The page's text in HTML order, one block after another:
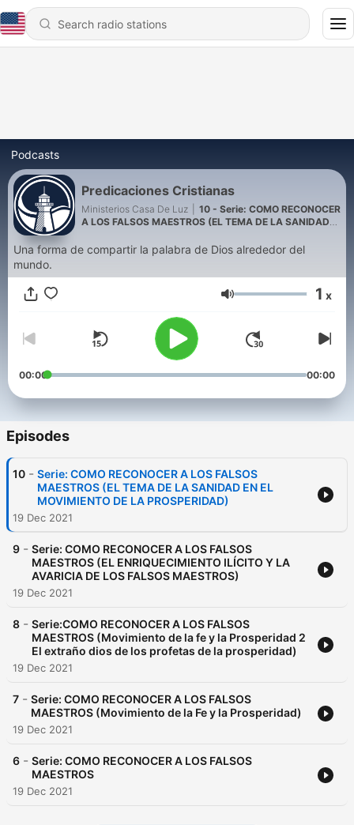
Podcasts
Predicaciones Cristianas
Ministerios Casa De Luz
10 - Serie: COMO RECONOCER
A LOS FALSOS MAESTROS (EL TEMA DE LA SANIDAD
Una forma de compartir la palabra de Dios alrededor del
mundo.
Volume 1 x
00:00 00:00
Episodes
10 - Serie: COMO RECONOCER A LOS FALSOS
MAESTROS (EL TEMA DE LA SANIDAD EN EL
MOVIMIENTO DE LA PROSPERIDAD)
19 Dec 2021
9 - Serie: COMO RECONOCER A LOS FALSOS
MAESTROS (EL ENRIQUECIMIENTO ILÍCITO Y LA
AVARICIA DE LOS FALSOS MAESTROS)
19 Dec 2021
8 - Serie:COMO RECONOCER A LOS FALSOS
MAESTROS (Movimiento de la fe y la Prosperidad 2
El extraño dios de los profetas de la prosperidad)
19 Dec 2021
7 - Serie: COMO RECONOCER A LOS FALSOS
MAESTROS (Movimiento de la Fe y la Prosperidad)
19 Dec 2021
6 - Serie: COMO RECONOCER A LOS FALSOS
MAESTROS
19 Dec 2021